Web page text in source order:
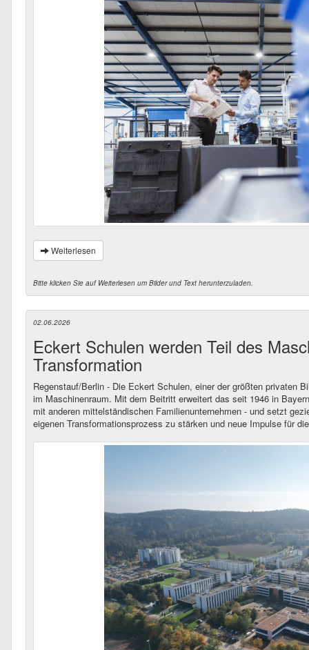
Weiterlesen
Bitte klicken Sie auf Weiterlesen um Bilder und Text herunterzuladen.
02.06.2026
Eckert Schulen werden Teil des
Transformation
Regenstauf/Berlin - Die Eckert Schulen, einer der größten privaten
im Maschinenraum. Mit dem Beitritt erweitert das seit 1946 in
mit anderen mittelständischen Familienunternehmen - und setzt
eigenen Transformationsprozess zu stärken und neue Impulse für